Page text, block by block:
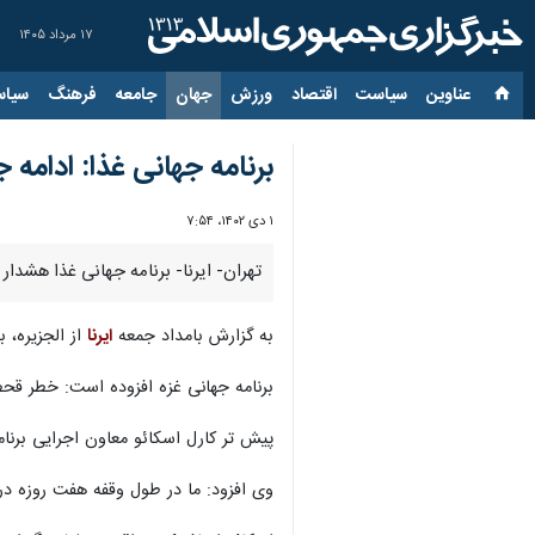
۱۷ مرداد ۱۴۰۵
عناوین‌ سیاست اقتصاد ورزش جهان جامعه فرهنگ
برنامه جهانی غذا:
۱ دی ۱۴۰۲، ۷:۵۴